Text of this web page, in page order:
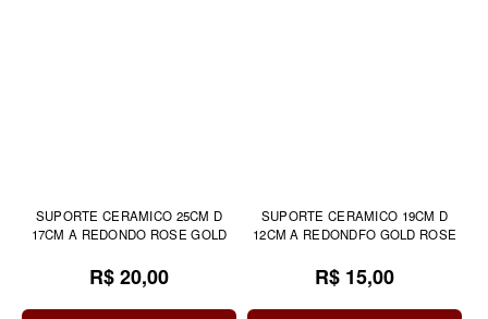
SUPORTE CERAMICO 25CM D
17CM A REDONDO ROSE GOLD
R$ 20,00
SUPORTE CERAMICO 19CM D
12CM A REDONDFO GOLD ROSE
R$ 15,00